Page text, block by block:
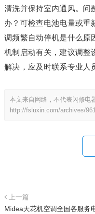
清洗并保持室内通风。问
办？可检查电池电量或重
调频繁自动停机是什么原
机制启动有关，建议调整
解决，应及时联系专业人
本文来自网络，不代表闪修电
http://fsluxin.com/archives/
上一篇
Midea天花机空调全国各服务